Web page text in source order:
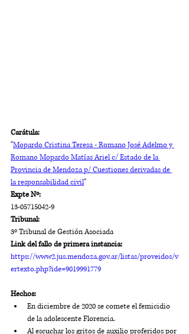
Carátula:
"Mopardo Cristina Teresa - Romano José Adelmo y
Romano Mopardo Matías Ariel c/ Estado de la
Provincia de Mendoza p/ Cuestiones derivadas de
la responsabilidad civil"
Expte Nº:
13-05715042-9
Tribunal:
3º Tribunal de Gestión Asociada
Link del fallo de primera instancia:
https://www2.jus.mendoza.gov.ar/listas/proveidos/v
ertexto.php?ide=9019991779
Hechos:
En diciembre de 2020 se comete el femicidio
de la adolescente Florencia.
Al escuchar los gritos de auxilio proferidos por